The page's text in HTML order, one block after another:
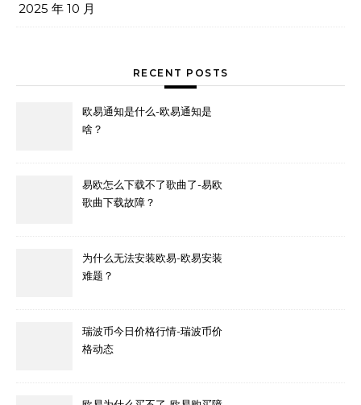
2025 年 10 月
RECENT POSTS
欧易通知是什么-欧易通知是
啥？
易欧怎么下载不了歌曲了-易欧
歌曲下载故障？
为什么无法安装欧易-欧易安装
难题？
瑞波币今日价格行情-瑞波币价
格动态